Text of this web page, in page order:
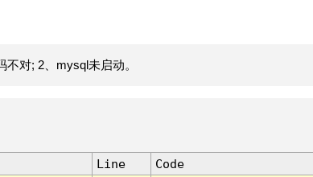
对; 2、mysql未启动。
Line
Code